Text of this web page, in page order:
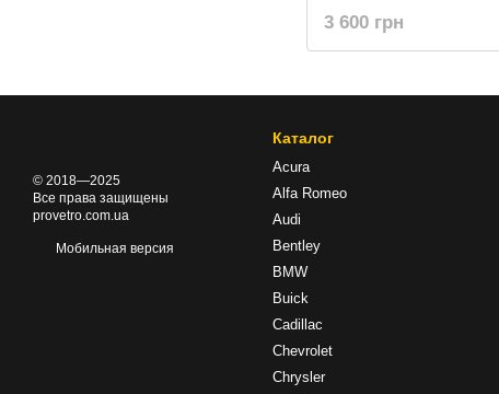
3 600 грн
© 2018—2025
Все права защищены
provetro.com.ua
Мобильная версия
Каталог
Acura
Alfa Romeo
Audi
Bentley
BMW
Buick
Cadillac
Chevrolet
Chrysler